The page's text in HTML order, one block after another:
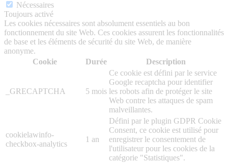
Nécessaires
Toujours activé
Les cookies nécessaires sont absolument essentiels au bon
fonctionnement du site Web. Ces cookies assurent les fonctionnalités
de base et les éléments de sécurité du site Web, de manière
anonyme.
Cookie
Durée Description
_GRECAPTCHA 5 mois
Ce cookie est défini par le service
Google recaptcha pour identifier
les robots afin de protéger le site
Web contre les attaques de spam
malveillantes.
cookielawinfo-
checkbox-analytics
1 an
Défini par le plugin GDPR Cookie
Consent, ce cookie est utilisé pour
enregistrer le consentement de
l'utilisateur pour les cookies de la
catégorie "Statistiques".